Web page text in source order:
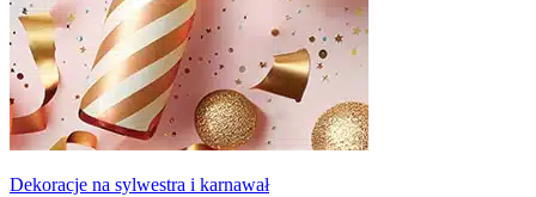
Dekoracje na sylwestra i karnawał